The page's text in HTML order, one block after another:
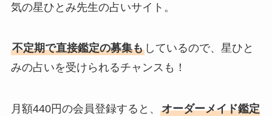
気の星ひとみ先生の占いサイト。
不定期で直接鑑定の募集もしているので、星ひと
みの占いを受けられるチャンスも！
月額440円の会員登録すると、 オーダーメイド鑑定